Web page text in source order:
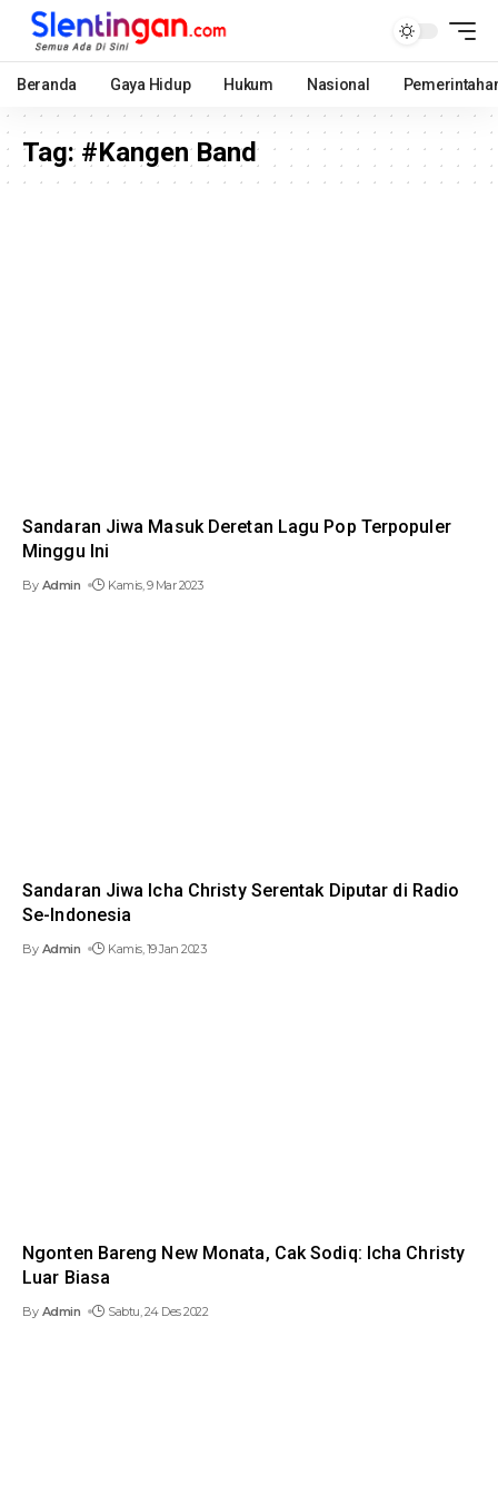
Beranda Gaya Hidup Hukum Nasional
Tag: #Kangen Band
Sandaran Jiwa Masuk Deretan Lagu Pop Terpopuler
Minggu Ini
By Admin Kamis, 9 Mar 2023
Sandaran Jiwa Icha Christy Serentak Diputar di Radio
Se-Indonesia
By Admin Kamis, 19 Jan 2023
Ngonten Bareng New Monata, Cak Sodiq: Icha Christy
Luar Biasa
By Admin Sabtu, 24 Des 2022